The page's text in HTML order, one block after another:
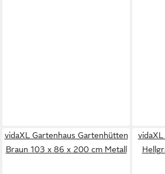
vidaXL Gartenhaus Gartenhütten
Braun 103 x 86 x 200 cm Metall